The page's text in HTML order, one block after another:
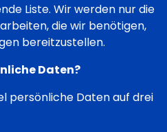
Liste. Wir werden nur die
die wir benötigen,
bereitzustellen.
Daten?
persönliche Daten auf drei